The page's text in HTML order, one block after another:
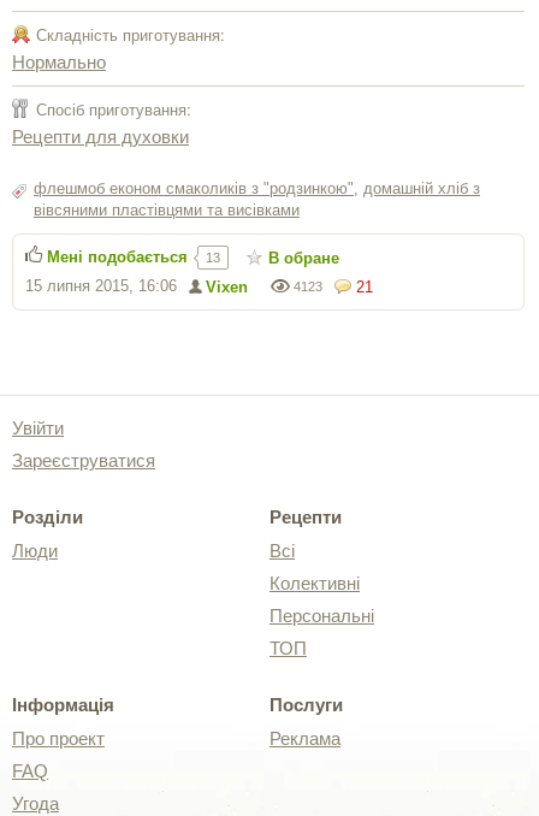
Складність приготування:
Нормально
Спосіб приготування:
Рецепти для духовки
флешмоб економ смаколиків з "родзинкою"
домашній хліб з
вівсяними пластівцями та висівками
21
4123
Vixen
15 липня 2015, 16:06
Мені подобається 13 В обране
Увійти
Зареєструватися
Розділи
Люди
Рецепти
Всі
Колективні
Персональні
ТОП
Інформація
Про проект
FAQ
Угода
Послуги
Реклама